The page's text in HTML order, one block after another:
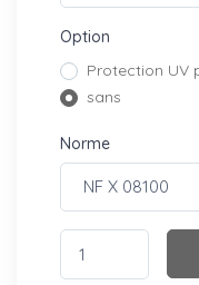
Option
Protection UV
sans
Norme